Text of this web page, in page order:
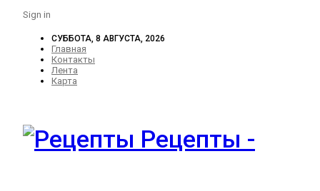
Sign in
СУББОТА, 8 АВГУСТА, 2026
Главная
Контакты
Лента
Карта
Рецепты -